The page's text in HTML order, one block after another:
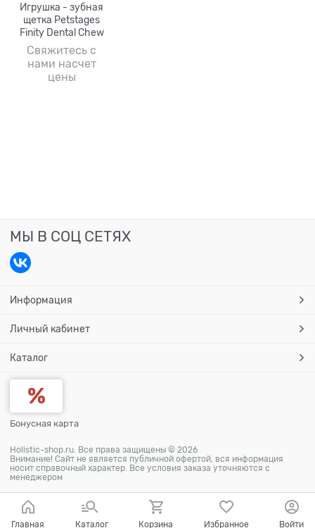
Игрушка - зубная
щетка Petstages
Finity Dental Chew
Свяжитесь с
нами насчет
цены
МЫ В СОЦ СЕТЯХ
Информация
Личный кабинет
Каталог
Бонусная карта
Holistic-shop.ru. Все права защищены © 2026
Внимание! Сайт не является публичной офертой, вся информация
носит справочный характер. Все условия заказа уточняются с
менеджером
Главная Каталог Корзина Избранное Войти